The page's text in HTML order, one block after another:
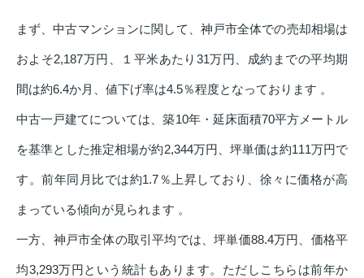
まず、中古マンションに関して、神戸市全体での売却相場は
およそ2,187万円、１平米あたり31万円、成約までの平均期
間は約6.4か月、値下げ率は4.5％程度となっております 。
中古一戸建てについては、築10年・延床面積70平方メートル
を基準とした推定相場が約2,344万円、坪単価は約111万円で
す。前年同月比では約1.7％上昇しており、徐々に価格が高
まっている傾向が見られます 。
一方、神戸市全体の取引平均では、坪単価88.4万円、価格平
均3,293万円という統計もあります。ただしこちらは前年か